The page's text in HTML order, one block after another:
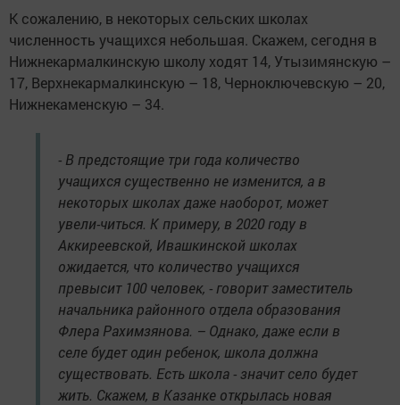
К сожалению, в некоторых сельских школах
численность учащихся небольшая. Скажем, сегодня в
Нижнекармалкинскую школу ходят 14, Утызимянскую –
17, Верхнекармалкинскую – 18, Черноключевскую – 20,
Нижнекаменскую – 34.
- В предстоящие три года количество
учащихся существенно не изменится, а в
некоторых школах даже наоборот, может
увели-читься. К примеру, в 2020 году в
Аккиреевской, Ивашкинской школах
ожидается, что количество учащихся
превысит 100 человек, - говорит заместитель
начальника районного отдела образования
Флера Рахимзянова. – Однако, даже если в
селе будет один ребенок, школа должна
существовать. Есть школа - значит село будет
жить. Скажем, в Казанке открылась новая